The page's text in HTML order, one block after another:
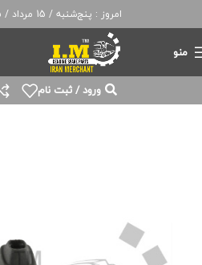
امروز : پنج‌شنبه / 15 مرداد / 1405 / ساعت 11:06
منو
ورود / ثبت نام